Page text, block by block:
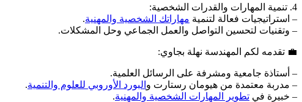
4. تنمية المهارات والقدرات الشخصية:
– استراتيجيات فعالة لتنمية مهاراتك الشخصية والمهنية.
– وتقنيات لتحسين التواصل والعمل الجماعي وحل المشكلات.
💼 تقدمه لكم المهندسة نهلة بجاوي:
– أستاذة جامعية ومشرفة على الرسائل العلمية.
– مدربة معتمدة من هيومان رستارت و البورد الأوروبي للعلوم والتنمية.
– خبيرة في تطوير المهارات الشخصية والمهنية.